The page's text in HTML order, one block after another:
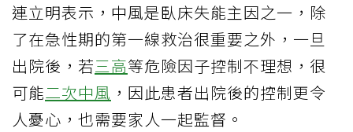
連立明表示，中風是臥床失能主因之一，除
了在急性期的第一線救治很重要之外，一旦
出院後，若三高等危險因子控制不理想，很
可能二次中風 ，因此患者出院後的控制更令
人憂心，也需要家人一起監督。